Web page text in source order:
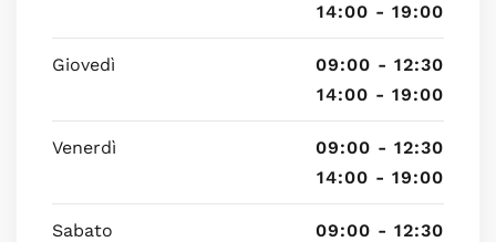
14:00 - 19:00
Giovedì
09:00 - 12:30
14:00 - 19:00
Venerdì
09:00 - 12:30
14:00 - 19:00
Sabato
09:00 - 12:30